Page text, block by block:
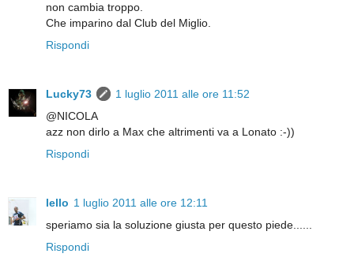
non cambia troppo.
Che imparino dal Club del Miglio.
Rispondi
Lucky73
1 luglio 2011 alle ore 11:52
@NICOLA
azz non dirlo a Max che altrimenti va a Lonato :-))
Rispondi
lello 1 luglio 2011 alle ore 12:11
speriamo sia la soluzione giusta per questo piede......
Rispondi